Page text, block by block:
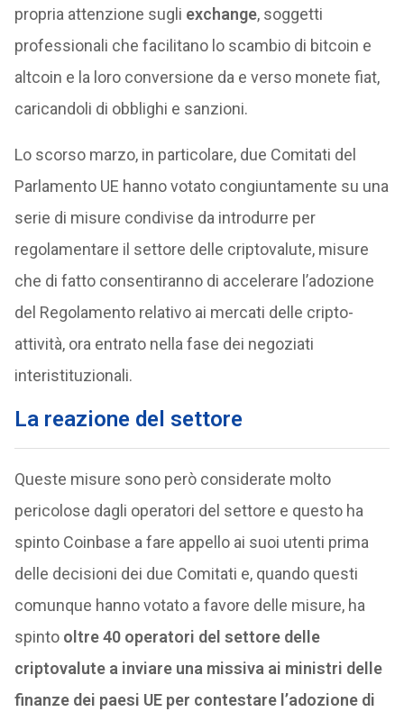
propria attenzione sugli exchange, soggetti
professionali che facilitano lo scambio di bitcoin e
altcoin e la loro conversione da e verso monete fiat,
caricandoli di obblighi e sanzioni.
Lo scorso marzo, in particolare, due Comitati del
Parlamento UE hanno votato congiuntamente su una
serie di misure condivise da introdurre per
regolamentare il settore delle criptovalute, misure
che di fatto consentiranno di accelerare l’adozione
del Regolamento relativo ai mercati delle cripto-
attività, ora entrato nella fase dei negoziati
interistituzionali.
La reazione del settore
Queste misure sono però considerate molto
pericolose dagli operatori del settore e questo ha
spinto Coinbase a fare appello ai suoi utenti prima
delle decisioni dei due Comitati e, quando questi
comunque hanno votato a favore delle misure, ha
spinto oltre 40 operatori del settore delle
criptovalute a inviare una missiva ai ministri delle
finanze dei paesi UE per contestare l’adozione di